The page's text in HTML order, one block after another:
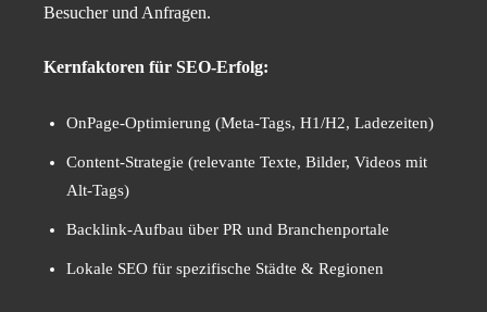
Besucher und Anfragen.
Kernfaktoren für SEO-Erfolg:
OnPage-Optimierung (Meta-Tags, H1/H2, Ladezeiten)
Content-Strategie (relevante Texte, Bilder, Videos mit
Alt-Tags)
Backlink-Aufbau über PR und Branchenportale
Lokale SEO für spezifische Städte & Regionen